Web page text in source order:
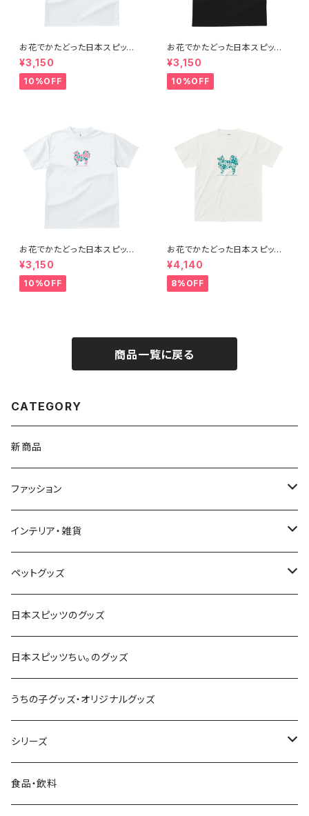
お花でかたどった日本スピッツ
のシルエットTシャツ（レディー
ス：ピンク＆グリーン／ホワイト）
¥3,150
10%OFF
お花でかたどった日本スピッツ
のシルエットTシャツ（メンズ：ピ
ンク＆グリーン／ブラック）
¥3,150
10%OFF
お花でかたどった日本スピッツ
のシルエットTシャツ（メンズ：ピ
ンク＆グリーン／ホワイト）
¥3,150
10%OFF
お花でかたどった日本スピッツ
のシルエットTシャツ（グリーン
／ホワイト／オーガニックコット
ン）
¥4,140
8%OFF
商品一覧に戻る
CATEGORY
新商品
ファッション
Ｔシャツ
パーカー
アクセサリー
キャップ・ハット・帽子
インテリア・雑貨
スマートフォン・携帯電話
スマホリング
キッチン・ダイニング用品
コースター
キーホルダー
ステッカー
ファブリックパネル
置物
ペットグッズ
首輪・ハーネス・リード
犬服・ウェア
お散歩・お出かけアイテム
おもちゃ・しつけ用品・訓練グッズ
日本スピッツのグッズ
日本スピッツちぃ。のグッズ
うちの子グッズ・オリジナルグッズ
シリーズ
日本スピッツのシルエット
食品・飲料